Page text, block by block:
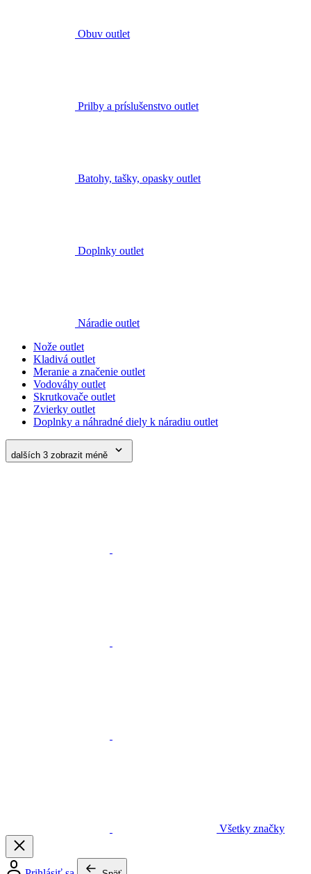
Vodováhy outlet
Zvierky outlet
Doplnky a náhradné diely k náradiu outlet
dalších 3 zobrazit méně
Pracovné odevy